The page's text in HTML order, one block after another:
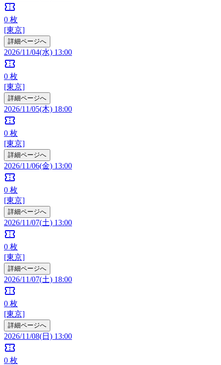
confirmation_number
0 枚
[東京]
詳細ページへ
2026/11/04(水) 13:00
confirmation_number
0 枚
[東京]
詳細ページへ
2026/11/05(木) 18:00
confirmation_number
0 枚
[東京]
詳細ページへ
2026/11/06(金) 13:00
confirmation_number
0 枚
[東京]
詳細ページへ
2026/11/07(土) 13:00
confirmation_number
0 枚
[東京]
詳細ページへ
2026/11/07(土) 18:00
confirmation_number
0 枚
[東京]
詳細ページへ
2026/11/08(日) 13:00
confirmation_number
0 枚